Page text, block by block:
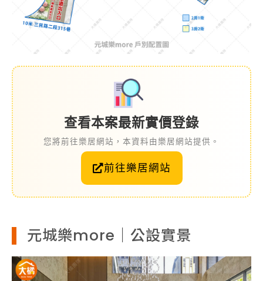
查看本案最新實價登錄
您將前往樂居網站，本資料由樂居網站提供。
前往樂居網站
元城樂more｜公設實景